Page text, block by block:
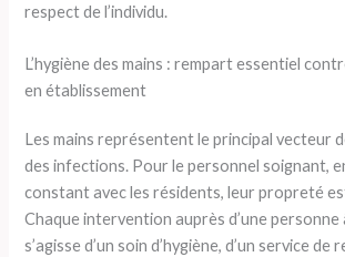
respect de l’individu.
L’hygiène des mains : rempart essentiel
en établissement
Les mains représentent le principal vecteur
des infections. Pour le personnel soignant,
constant avec les résidents, leur propreté
Chaque intervention auprès d’une personne
s’agisse d’un soin d’hygiène, d’un service de